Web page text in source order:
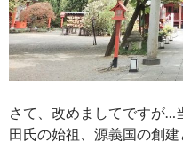
さて、改めましてですが…
田氏の始祖、源義国の創